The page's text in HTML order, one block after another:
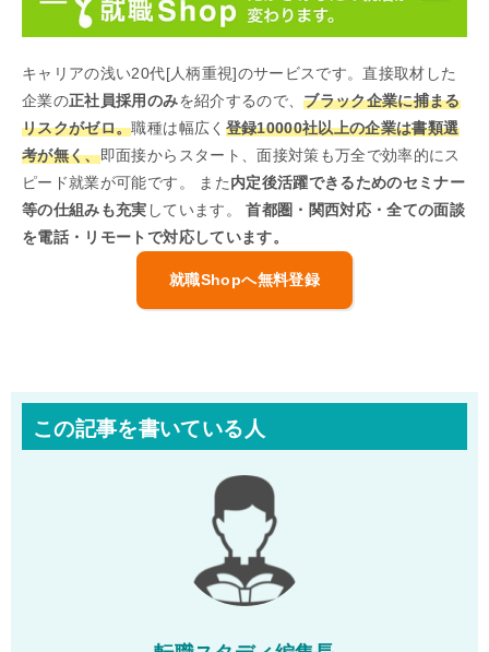
キャリアの浅い20代[人柄重視]のサービスです。直接取材した
企業の正社員採用のみを紹介するので、ブラック企業に捕まる
リスクがゼロ。職種は幅広く 登録10000社以上の企業は書類選
考が無く、即面接からスタート、面接対策も万全で効率的にス
ピード就業が可能です。 また内定後活躍できるためのセミナー
等の仕組みも充実 しています。首都圏・関西対応・全ての面談
を電話・リモートで対応しています。
就職Shopへ無料登録
この記事を書いている人